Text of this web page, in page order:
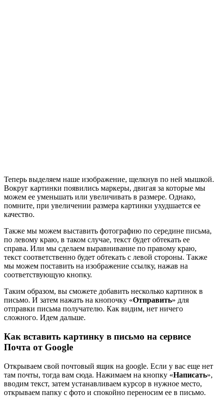
Теперь выделяем наше изображение, щелкнув по ней мышкой.
Вокруг картинки появились маркеры, двигая за которые мы
можем ее уменьшать или увеличивать в размере. Однако,
помните, при увеличении размера картинки ухудшается ее
качество.
Также мы можем выставить фотографию по середине письма,
по левому краю, в таком случае, текст будет обтекать ее
справа. Или мы сделаем выравнивание по правому краю,
текст соответственно будет обтекать с левой стороны. Также
мы можем поставить на изображение ссылку, нажав на
соответствующую кнопку.
Таким образом, вы сможете добавить несколько картинок в
письмо. И затем нажать на кнопочку «Отправить» для
отправки письма получателю. Как видим, нет ничего
сложного. Идем дальше.
Как вставить картинку в письмо на сервисе
Почта от Google
Открываем свой почтовый ящик на google. Если у вас еще нет
там почты, тогда вам сюда. Нажимаем на кнопку «Написать»,
вводим текст, затем устанавливаем курсор в нужное место,
открываем папку с фото и спокойно переносим ее в письмо.